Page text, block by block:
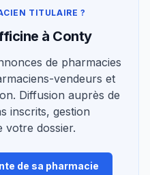
TITULAIRE ?
à Conty
de pharmacies
vendeurs et
Diffusion auprès de
inscrits, gestion
votre dossier.
de sa pharmacie